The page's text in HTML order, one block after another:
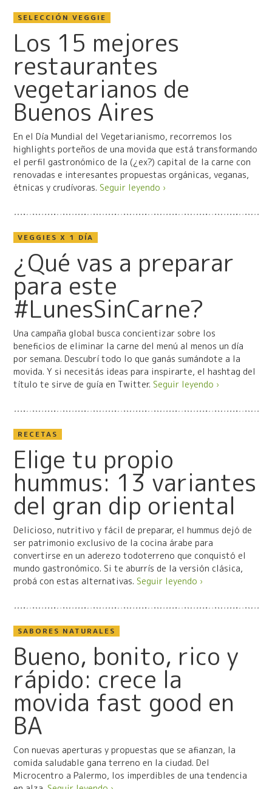
SELECCIÓN VEGGIE
Los 15 mejores
restaurantes
vegetarianos de
Buenos Aires
En el Día Mundial del Vegetarianismo, recorremos los
highlights porteños de una movida que está transformando
el perfil gastronómico de la (¿ex?) capital de la carne con
renovadas e interesantes propuestas orgánicas, veganas,
étnicas y crudívoras. Seguir leyendo ›
VEGGIES X 1 DÍA
¿Qué vas a preparar
para este
#LunesSinCarne?
Una campaña global busca concientizar sobre los
beneficios de eliminar la carne del menú al menos un día
por semana. Descubrí todo lo que ganás sumándote a la
movida. Y si necesitás ideas para inspirarte, el hashtag del
título te sirve de guía en Twitter. Seguir leyendo ›
RECETAS
Elige tu propio
hummus: 13 variantes
del gran dip oriental
Delicioso, nutritivo y fácil de preparar, el hummus dejó de
ser patrimonio exclusivo de la cocina árabe para
convertirse en un aderezo todoterreno que conquistó el
mundo gastronómico. Si te aburrís de la versión clásica,
probá con estas alternativas. Seguir leyendo ›
SABORES NATURALES
Bueno, bonito, rico y
rápido: crece la
movida fast good en
BA
Con nuevas aperturas y propuestas que se afianzan, la
comida saludable gana terreno en la ciudad. Del
Microcentro a Palermo, los imperdibles de una tendencia